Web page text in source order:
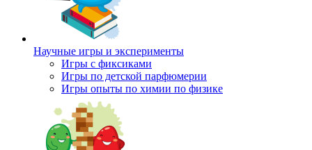
Научные игры и эксперименты
Игры с фиксиками
Игры по детской парфюмерии
Игры опыты по химии по физике